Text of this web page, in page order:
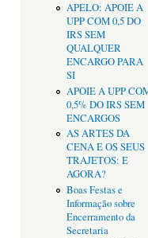
APELO: APOIE A
UPP COM 0,5 DO
IRS SEM
QUALQUER
ENCARGO PARA
SI
APOIE A UPP
0,5% DO IRS SEM
ENCARGOS
AS ARTES DA
CENA E OS SEUS
TRAJETOS: E
AGORA?
Boas Festas e
Informação sobre
Encerramento da
Secretaria